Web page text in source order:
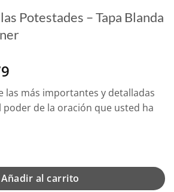
Potestades – Tapa Blanda
precio
actual
es:
las más importantes y detalladas
de la oración que usted ha
- Tapa Blanda - Peter C. Wagner
Añadir al carrito